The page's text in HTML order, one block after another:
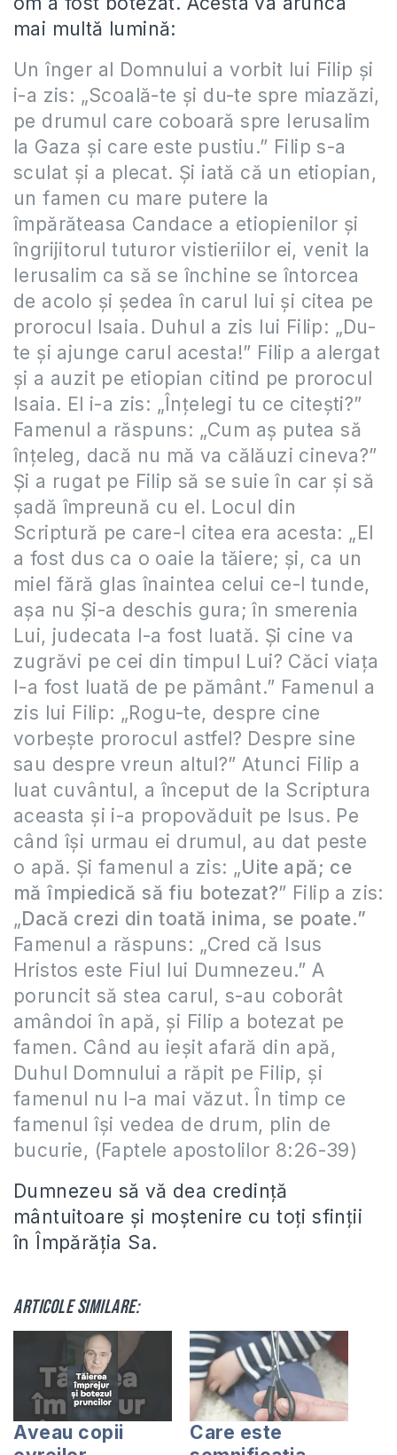
mai multă lumină:
Un înger al Domnului a vorbit lui Filip şi
i-a zis: „Scoală-te şi du-te spre miazăzi,
pe drumul care coboară spre Ierusalim
la Gaza şi care este pustiu.” Filip s-a
sculat şi a plecat. Şi iată că un etiopian,
un famen cu mare putere la
împărăteasa Candace a etiopienilor şi
îngrijitorul tuturor vistieriilor ei, venit la
Ierusalim ca să se închine se întorcea
de acolo şi şedea în carul lui şi citea pe
prorocul Isaia. Duhul a zis lui Filip: „Du-
te şi ajunge carul acesta!” Filip a alergat
şi a auzit pe etiopian citind pe prorocul
Isaia. El i-a zis: „Înţelegi tu ce citeşti?”
Famenul a răspuns: „Cum aş putea să
înţeleg, dacă nu mă va călăuzi cineva?”
Şi a rugat pe Filip să se suie în car şi să
şadă împreună cu el. Locul din
Scriptură pe care-l citea era acesta: „El
a fost dus ca o oaie la tăiere; şi, ca un
miel fără glas înaintea celui ce-l tunde,
aşa nu Şi-a deschis gura; în smerenia
Lui, judecata I-a fost luată. Şi cine va
zugrăvi pe cei din timpul Lui? Căci viaţa
I-a fost luată de pe pământ.” Famenul a
zis lui Filip: „Rogu-te, despre cine
vorbeşte prorocul astfel? Despre sine
sau despre vreun altul?” Atunci Filip a
luat cuvântul, a început de la Scriptura
aceasta şi i-a propovăduit pe Isus. Pe
când îşi urmau ei drumul, au dat peste
o apă. Şi famenul a zis: „Uite apă; ce
mă împiedică să fiu botezat?” Filip a zis:
„Dacă crezi din toată inima, se poate.”
Famenul a răspuns: „Cred că Isus
Hristos este Fiul lui Dumnezeu.” A
poruncit să stea carul, s-au coborât
amândoi în apă, şi Filip a botezat pe
famen. Când au ieşit afară din apă,
Duhul Domnului a răpit pe Filip, şi
famenul nu l-a mai văzut. În timp ce
famenul îşi vedea de drum, plin de
bucurie, (Faptele apostolilor 8:26-39)
Dumnezeu să vă dea credinţă
mântuitoare şi moştenire cu toţi sfinţii
în Împărăţia Sa.
Articole similare:
Aveau copii
Care este